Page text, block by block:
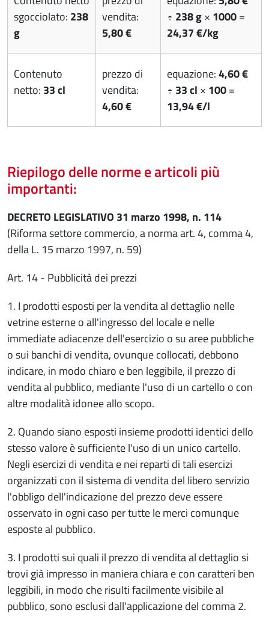
sgocciolato: 238
g
vendita:
5,80 €
÷ 238 g× 1000=
24,37 €/kg
Contenuto
netto: 33 cl
prezzo di
vendita:
4,60 €
equazione:4,60 €
÷ 33 cl × 100=
13,94 €/l
Riepilogo delle norme e articoli più
importanti:
DECRETO LEGISLATIVO 31 marzo 1998, n. 114
(Riforma settore commercio, a norma art. 4, comma 4,
della L. 15 marzo 1997, n. 59)
Art. 14 - Pubblicità dei prezzi
1. I prodotti esposti per la vendita al dettaglio nelle
vetrine esterne o all'ingresso del locale e nelle
immediate adiacenze dell'esercizio o su aree pubbliche
o sui banchi di vendita, ovunque collocati, debbono
indicare, in modo chiaro e ben leggibile, il prezzo di
vendita al pubblico, mediante l'uso di un cartello o con
altre modalità idonee allo scopo.
2. Quando siano esposti insieme prodotti identici dello
stesso valore è sufficiente l'uso di un unico cartello.
Negli esercizi di vendita e nei reparti di tali esercizi
organizzati con il sistema di vendita del libero servizio
l'obbligo dell'indicazione del prezzo deve essere
osservato in ogni caso per tutte le merci comunque
esposte al pubblico.
3. I prodotti sui quali il prezzo di vendita al dettaglio si
trovi già impresso in maniera chiara e con caratteri ben
leggibili, in modo che risulti facilmente visibile al
pubblico, sono esclusi dall'applicazione del comma 2.